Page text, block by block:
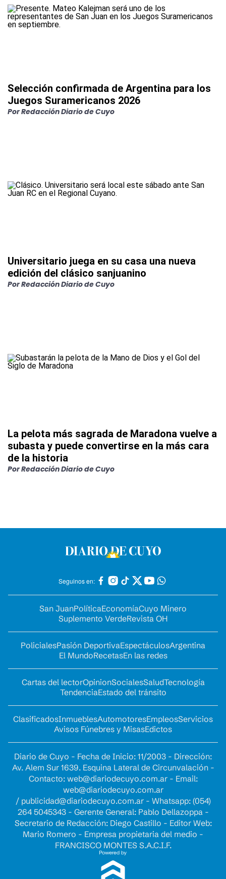
Selección confirmada de Argentina para los
Juegos Suramericanos 2026
PorRedacción Diario de Cuyo
Universitario juega en su casa una nueva
edición del clásico sanjuanino
PorRedacción Diario de Cuyo
La pelota más sagrada de Maradona vuelve a
subasta y puede convertirse en la más cara
de la historia
PorRedacción Diario de Cuyo
Seguinos en:
San JuanPolíticaEconomíaCuyo Minero
Suplemento VerdeRevista OH
PolicialesPasión DeportivaEspectáculosArgentina
El MundoRecetasEn las redes
Cartas del lectorOpinionSocialesSaludTecnología
TendenciaEstado del tránsito
ClasificadosInmueblesAutomotoresEmpleosServicios
Avisos Fúnebres y MisasEdictos
Diario de Cuyo - Fecha de Inicio: 11/2003 - Dirección:
Av. Alem Sur 1639. Esquina Lateral de Circunvalación -
Contacto: web@diariodecuyo.com.ar- Email:
web@diariodecuyo.com.ar
/ publicidad@diariodecuyo.com.ar- Whatsapp: (054)
264 5045343 - Gerente General: Pablo Dellazoppa -
Secretario de Redacción: Diego Castillo - Editor Web:
Mario Romero - Empresa propietaria del medio -
FRANCISCO MONTES S.A.C.I.F.